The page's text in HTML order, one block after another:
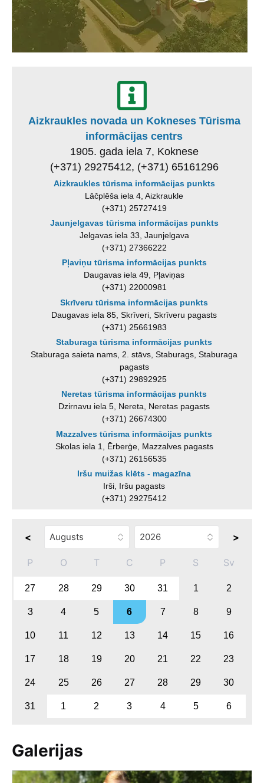
Aizkraukles novada un Kokneses Tūrisma
informācijas centrs
1905. gada iela 7, Koknese
(+371) 29275412, (+371) 65161296
Aizkraukles tūrisma informācijas punkts
Lāčplēša iela 4, Aizkraukle
(+371) 25727419
Jaunjelgavas tūrisma informācijas punkts
Jelgavas iela 33, Jaunjelgava
(+371) 27366222
Pļaviņu tūrisma informācijas punkts
Daugavas iela 49, Pļaviņas
(+371) 22000981
Skrīveru tūrisma informācijas punkts
Daugavas iela 85, Skrīveri, Skrīveru pagasts
(+371) 25661983
Staburaga tūrisma informācijas punkts
Staburaga saieta nams, 2. stāvs, Staburags, Staburaga
pagasts
(+371) 29892925
Neretas tūrisma informācijas punkts
Dzirnavu iela 5, Nereta, Neretas pagasts
(+371) 26674300
Mazzalves tūrisma informācijas punkts
Skolas iela 1, Ērberģe, Mazzalves pagasts
(+371) 26156535
Iršu muižas klēts - magazīna
Irši, Iršu pagasts
(+371) 29275412
< >
P O T C P S Sv
27 28 29 30 31 1 2
3 4 5 6 7 8 9
10 11 12 13 14 15 16
17 18 19 20 21 22 23
24 25 26 27 28 29 30
31 1 2 3 4 5 6
Galerijas